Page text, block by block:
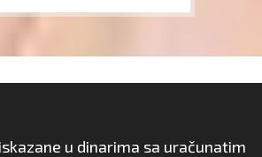
u dinarima sa uračunatim